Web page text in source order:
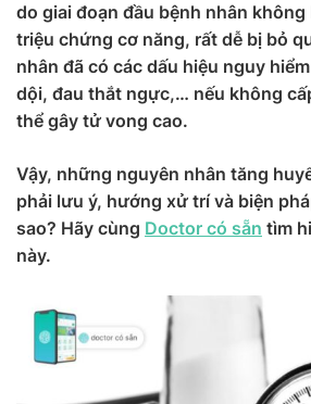
do giai đoạn đầu bệnh nhân
triệu chứng cơ năng, rất dễ bị bỏ
nhân đã có các dấu hiệu nguy
dội, đau thắt ngực,… nếu không
thể gây tử vong cao.
Vậy, những nguyên nhân tăng
phải lưu ý, hướng xử trí và biện
sao? Hãy cùng Doctor có sẵn tìm
này.